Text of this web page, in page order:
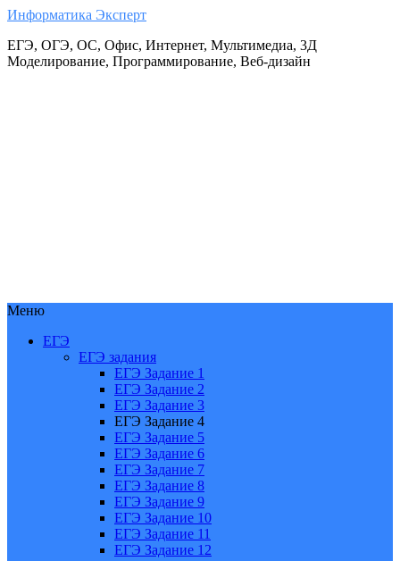
Информатика Эксперт
ЕГЭ, ОГЭ, ОС, Офис, Интернет, Мультимедиа, 3Д
Моделирование, Программирование, Веб-дизайн
Меню
ЕГЭ
ЕГЭ задания
ЕГЭ Задание 1
ЕГЭ Задание 2
ЕГЭ Задание 3
ЕГЭ Задание 4
ЕГЭ Задание 5
ЕГЭ Задание 6
ЕГЭ Задание 7
ЕГЭ Задание 8
ЕГЭ Задание 9
ЕГЭ Задание 10
ЕГЭ Задание 11
ЕГЭ Задание 12